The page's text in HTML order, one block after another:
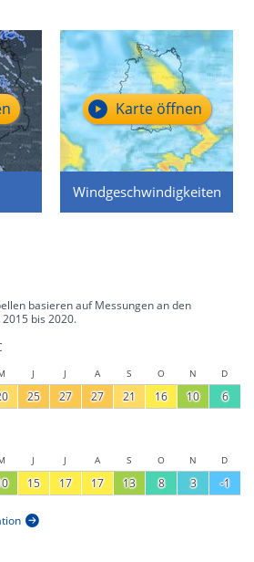
Windgeschwindigkeiten
Karte öffnen
basieren auf Messungen an den
bis 2020.
J J A S O N D
25 27 27 21 16 10 6
J J A S O N D
15 17 17 13 8 3 -1